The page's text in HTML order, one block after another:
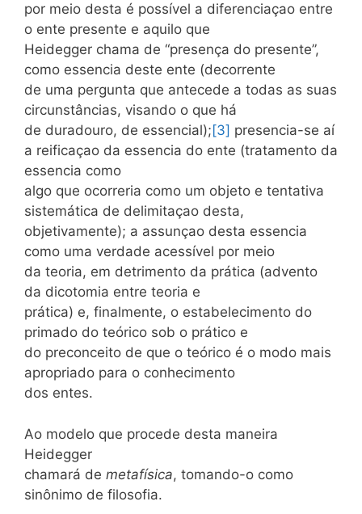
por meio desta é possível a diferenciaçao entre
o ente presente e aquilo que
Heidegger chama de “presença do presente”,
como essencia deste ente (decorrente
de uma pergunta que antecede a todas as suas
circunstâncias, visando o que há
de duradouro, de essencial); [3] presencia-se aí
a reificaçao da essencia do ente (tratamento da
essencia como
algo que ocorreria como um objeto e tentativa
sistemática de delimitaçao desta,
objetivamente); a assunçao desta essencia
como uma verdade acessível por meio
da teoria, em detrimento da prática (advento
da dicotomia entre teoria e
prática) e, finalmente, o estabelecimento do
primado do teórico sob o prático e
do preconceito de que o teórico é o modo mais
apropriado para o conhecimento
dos entes.
Ao modelo que procede desta maneira
Heidegger
chamará de metafísica, tomando-o como
sinônimo de filosofia.